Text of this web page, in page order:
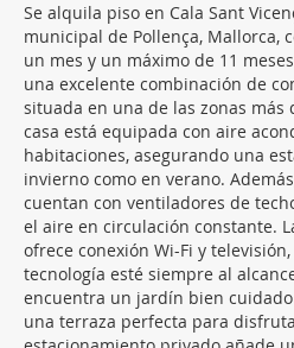
Se alquila piso en Cala Sant
municipal de Pollença, Mallorca,
un mes y un máximo de 11
una excelente combinación de
situada en una de las zonas más
casa está equipada con aire
habitaciones, asegurando una
invierno como en verano.
cuentan con ventiladores de
el aire en circulación constante.
ofrece conexión Wi-Fi y
tecnología esté siempre al
encuentra un jardín bien
una terraza perfecta para